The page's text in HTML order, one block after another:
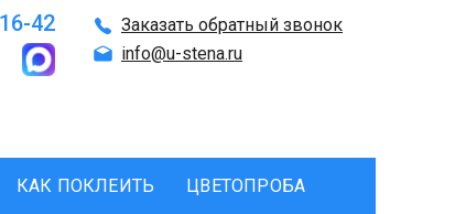
42
Заказать обратный звонок
info@u-stena.ru
КАК ПОКЛЕИТЬ ЦВЕТОПРОБА